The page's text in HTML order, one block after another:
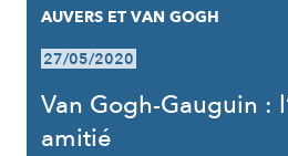
AUVERS ET VAN GOGH
27/05/2020
Van Gogh-Gauguin :
amitié